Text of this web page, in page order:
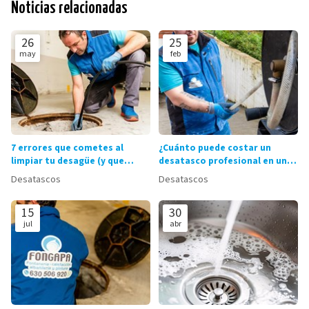
Noticias relacionadas
26
may
7 errores que cometes al
limpiar tu desagüe (y que
provocan atascos)
Desatascos
25
feb
¿Cuánto puede costar un
desatasco profesional en una
vivienda?
Desatascos
15
jul
30
abr